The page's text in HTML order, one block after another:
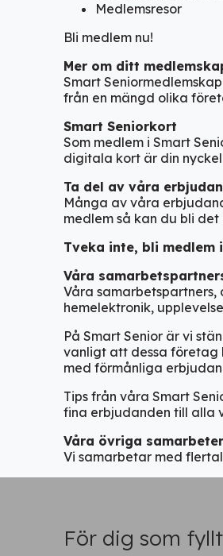
Medlemsresor
Bli medlem nu!
Mer om ditt
Smart
från en mängd olika
Smart Seniorkort
Som medlem i Smart
digitala kort är din
Ta del av våra
Många av våra
medlem så kan du bli
Tveka inte, bli medlem
Våra s
Våra
hemelektronik,
På Smart Senior är vi
vanligt att dessa företag
med förmånliga
Tips från våra Smart
fina erbjudanden till alla
Våra övriga
Vi samarbetar med
För dig som